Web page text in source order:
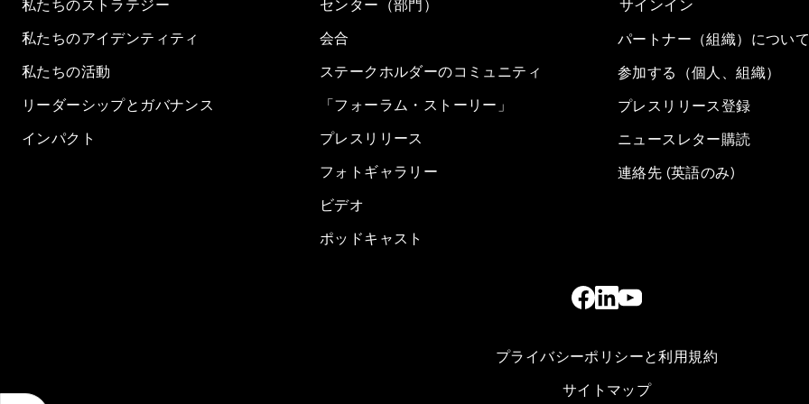
私たちのストラテジー
私たちのアイデンティティ
私たちの活動
リーダーシップとガバナンス
インパクト
センター（部門）
会合
ステークホルダーのコミュニティ
「フォーラム・ストーリー」
プレスリリース
フォトギャラリー
ビデオ
ポッドキャスト
サインイン
パートナー（組織）につい
参加する（個人、組織）
プレスリリース登録
ニュースレター購読
連絡先 (英語のみ)
プライバシーポリシーと利用規約
サイトマップ